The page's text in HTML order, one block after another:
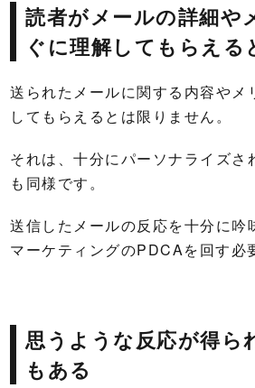
読者がメールの詳細や
ぐに理解してもらえる
送られたメールに関する内容やメ
してもらえるとは限りません。
それは、十分にパーソナライズさ
も同様です。
送信したメールの反応を十分に吟
マーケティングのPDCAを回す必
思うような反応が得ら
もある